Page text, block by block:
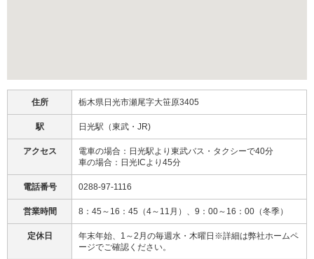
住所 栃木県日光市瀬尾字大笹原3405
駅 日光駅（東武・JR)
アクセス
電車の場合：日光駅より東武バス・タクシーで40分
車の場合：日光ICより45分
電話番号 0288-97-1116
営業時間 8：45～16：45（4～11月）、9：00～16：00（冬季）
定休日
年末年始、1～2月の毎週水・木曜日※詳細は弊社ホームペ
ージでご確認ください。